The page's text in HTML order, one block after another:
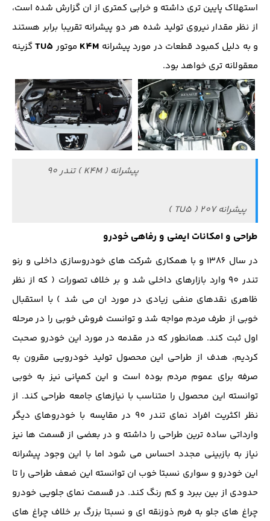
استهلاک پایین تری داشته و خرابی کمتری از ان گزارش شده است،
از نظر مقدار نیروی تولید شده هر دو پیشرانه تقریبا برابر هستند
و به دلیل کمبود قطعات در مورد پیشرانه K4M موتورTU5گزینه
معقولانه تری خواهد بود.
پیشرانه TU5 ) 207 )
طراحی و امکانات ایمنی و رفاهی خودرو
در سال 1386 و با همکاری شرکت های خودروسازی داخلی و رنو
تندر 90 وارد بازارهای داخلی شد و بر خلاف تصورات ( که از نظر
ظاهری نقدهای منفی زیادی در مورد ان می شد ) با استقبال
خوبی از طرف مردم مواجه شد و توانست فروش خوبی را در مرحله
اول ثبت کند. همانطور که در مقدمه در مورد این خودرو صحبت
کردیم، هدف از طراحی این محصول تولید خودرویی مقرون به
صرفه برای عموم مردم بوده است و این کمپانی نیز به خوبی
توانسته این محصول را متناسب با نیازهای جامعه طراحی کند. از
نظر اکثریت افراد نمای تندر 90 در مقایسه با خودروهای دیگر
وارداتی ساده ترین طراحی را داشته و در بعضی از قسمت ها نیز
نیاز به بازبینی مجدد احساس می شود اما با این وجود پیشرانه
این خودرو و سواری نسبتا خوب ان توانسته این ضعف طراحی را تا
حدودی از بین ببرد و کم رنگ کند. در قسمت نمای جلویی خودرو
چراغ های جلو به فرم ذوزنقه ای و نسبتا بزرگ بر خلاف چراغ های